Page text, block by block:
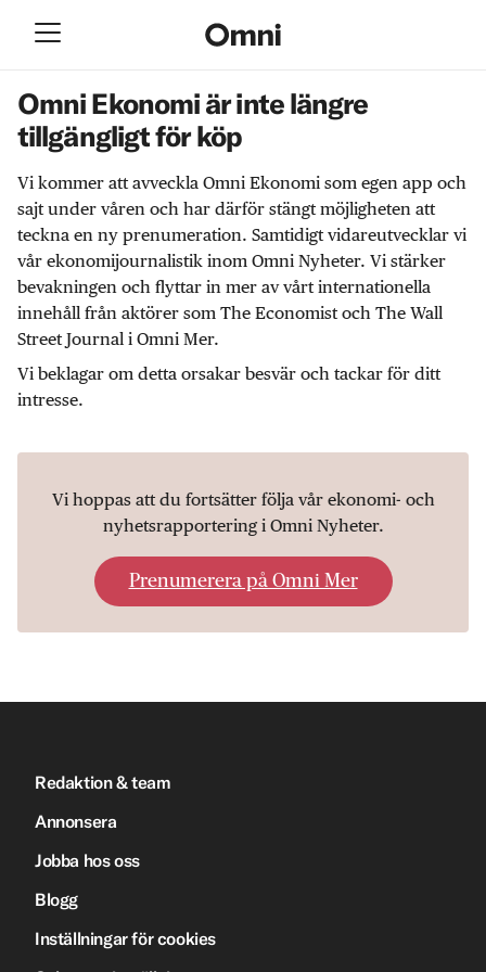
Omni Ekonomi är inte längre
tillgängligt för köp
Vi kommer att avveckla Omni Ekonomi som egen app och
sajt under våren och har därför stängt möjligheten att
teckna en ny prenumeration. Samtidigt vidareutvecklar vi
vår ekonomijournalistik inom Omni Nyheter. Vi stärker
bevakningen och flyttar in mer av vårt internationella
innehåll från aktörer som The Economist och The Wall
Street Journal i Omni Mer.
Vi beklagar om detta orsakar besvär och tackar för ditt
intresse.
Vi hoppas att du fortsätter följa vår ekonomi- och
nyhetsrapportering i Omni Nyheter.
Prenumerera på Omni Mer
Redaktion & team
Annonsera
Jobba hos oss
Blogg
Inställningar för cookies